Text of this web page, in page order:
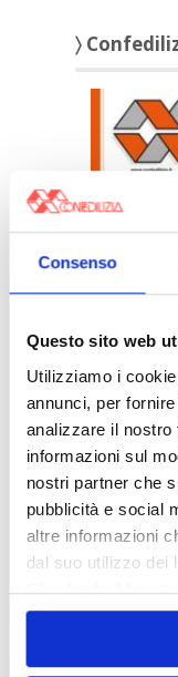
Consenso
Questo sito web
Utilizziamo i
annunci, per
analizzare il
informazioni sul
nostri partner che
pubblicità e social
altre informazioni
dal suo utilizzo dei
Chiudendo il
solo i cookie
〉
〉 Italia
Italia